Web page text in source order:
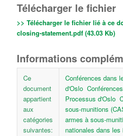
Télécharger le fichier
>> Télécharger le fichier lié à ce
closing-statement.pdf (43.03 Kb)
Informations
Ce
document
appartient
aux
catégories
suivantes:
Conférences dans
d'Oslo
Processus d'Oslo
sous-munitions
armes à sous-
nationales dans les